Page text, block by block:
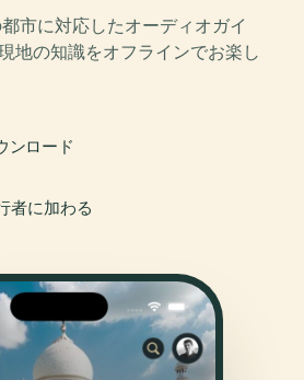
市に対応したオーディオガイ
地の知識をオフラインでお楽し
ンロード
者に加わる